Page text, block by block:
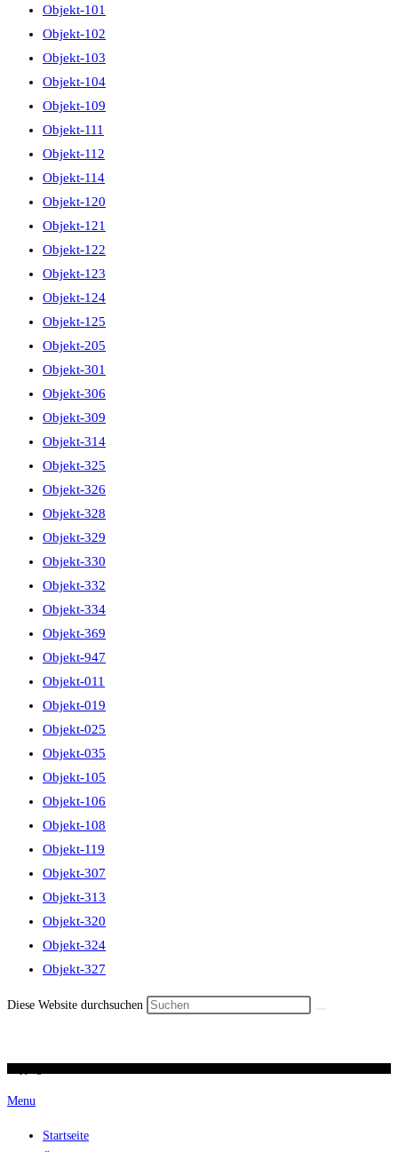
Objekt-101
Objekt-102
Objekt-103
Objekt-104
Objekt-109
Objekt-111
Objekt-112
Objekt-114
Objekt-120
Objekt-121
Objekt-122
Objekt-123
Objekt-124
Objekt-125
Objekt-205
Objekt-301
Objekt-306
Objekt-309
Objekt-314
Objekt-325
Objekt-326
Objekt-328
Objekt-329
Objekt-330
Objekt-332
Objekt-334
Objekt-369
Objekt-947
Objekt-011
Objekt-019
Objekt-025
Objekt-035
Objekt-105
Objekt-106
Objekt-108
Objekt-119
Objekt-307
Objekt-313
Objekt-320
Objekt-324
Objekt-327
Diese Website durchsuchen
Menu
Startseite